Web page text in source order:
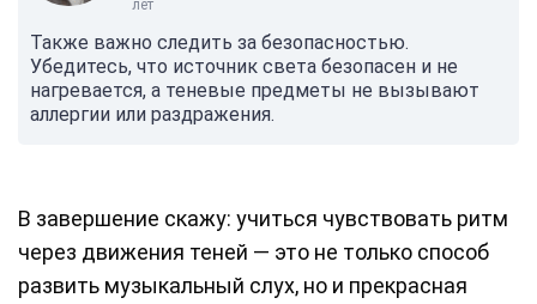
лет
Также важно следить за безопасностью.
Убедитесь, что источник света безопасен и не
нагревается, а теневые предметы не вызывают
аллергии или раздражения.
В завершение скажу: учиться чувствовать ритм
через движения теней — это не только способ
развить музыкальный слух, но и прекрасная